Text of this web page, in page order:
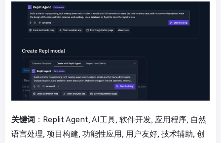
关键词 ：Replit Agent, AI工具, 软件开发, 应用程序, 自然
语言处理, 项目构建, 功能性应用, 用户友好, 技术辅助, 创